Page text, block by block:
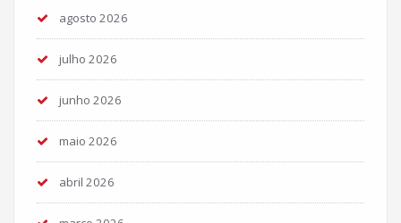
agosto 2026
julho 2026
junho 2026
maio 2026
abril 2026